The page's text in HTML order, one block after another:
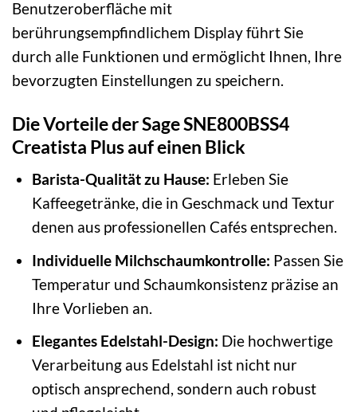
Benutzeroberfläche mit
berührungsempfindlichem Display führt Sie
durch alle Funktionen und ermöglicht Ihnen, Ihre
bevorzugten Einstellungen zu speichern.
Die Vorteile der Sage SNE800BSS4
Creatista Plus auf einen Blick
Barista-Qualität zu Hause: Erleben Sie
Kaffeegetränke, die in Geschmack und Textur
denen aus professionellen Cafés entsprechen.
Individuelle Milchschaumkontrolle: Passen Sie
Temperatur und Schaumkonsistenz präzise an
Ihre Vorlieben an.
Elegantes Edelstahl-Design: Die hochwertige
Verarbeitung aus Edelstahl ist nicht nur
optisch ansprechend, sondern auch robust